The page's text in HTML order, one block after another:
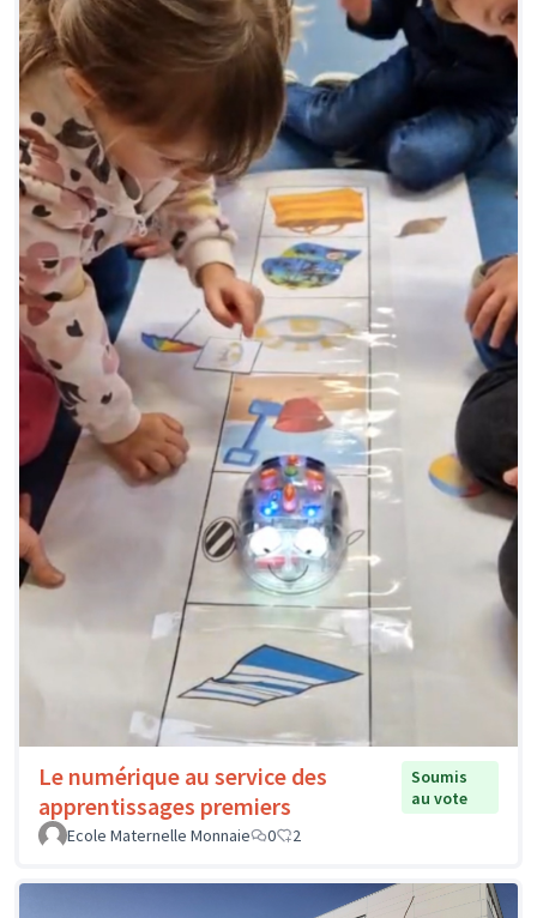
Le numérique au service des
apprentissages premiers
Soumis
au vote
Ecole Maternelle Monnaie
0 2